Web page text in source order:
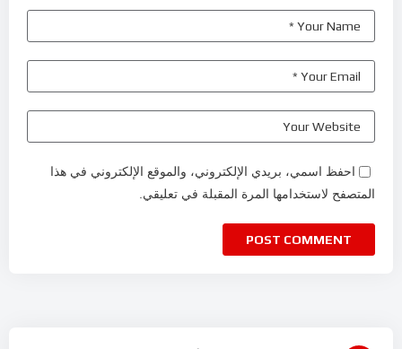
احفظ اسمي، بريدي الإلكتروني، والموقع الإلكتروني في هذا
المتصفح لاستخدامها المرة المقبلة في تعليقي.